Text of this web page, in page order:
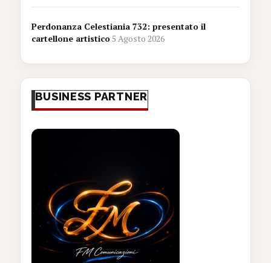
Perdonanza Celestiania 732: presentato il
cartellone artistico5 Agosto 2026
BUSINESS PARTNER